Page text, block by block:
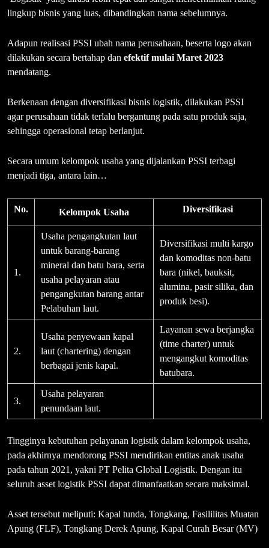
lingkup bisnis yang luas, dibandingkan nama sebelumnya.
Adapun realisasi PSSI ubah nama perusahaan, beserta logo akan
dilakukan secara bertahap dan efektif mulai Maret 2023
mendatang.
Berkenaan dengan diversifikasi bisnis logistik, dilakukan PSSI
agar perusahaan tidak terlalu bergantung pada satu produk saja,
sehingga operasional tetap berlanjut.
Secara umum kelompok usaha yang dijalankan PSSI terbagi
menjadi tiga, antara lain…
No. Kelompok Usaha Diversifikasi
1.
Usaha pengangkutan laut
untuk barang-barang
mineral dan batu bara, serta
usaha pelayaran atau
pengangkutan barang antar
Pelabuhan laut.
Diversifikasi multi kargo
dan komoditas non-batu
bara (nikel, bauksit,
alumina, pasir silika, dan
produk besi).
2.
Usaha penyewaan kapal
laut (chartering) dengan
berbagai jenis kapal.
Layanan sewa berjangka
(time charter) untuk
mengangkut komoditas
batubara.
3.
Usaha pelayaran
penundaan laut.
Tingginya kebutuhan pelayanan logistik dalam kelompok usaha,
pada akhirnya mendorong PSSI mendirikan entitas anak usaha
pada tahun 2021, yakni PT Pelita Global Logistik. Dengan itu
seluruh asset logistik PSSI dapat dimanfaatkan secara maksimal.
Asset tersebut meliputi: Kapal tunda, Tongkang, Fasililitas Muatan
Apung (FLF), Tongkang Derek Apung, Kapal Curah Besar (MV)